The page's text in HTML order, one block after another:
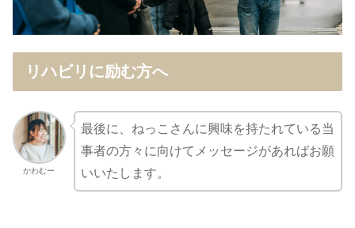
リハビリに励む方へ
かわむー
最後に、ねっこさんに興味を持たれている当
事者の方々に向けてメッセージがあればお願
いいたします。